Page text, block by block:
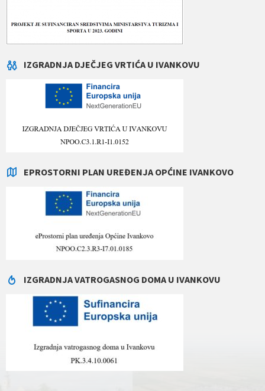
IZGRADNJA DJEČJEG VRTIĆA U IVANKOVU
EPROSTORNI PLAN UREĐENJA OPĆINE IVANKOVO
IZGRADNJA VATROGASNOG DOMA U IVANKOVU